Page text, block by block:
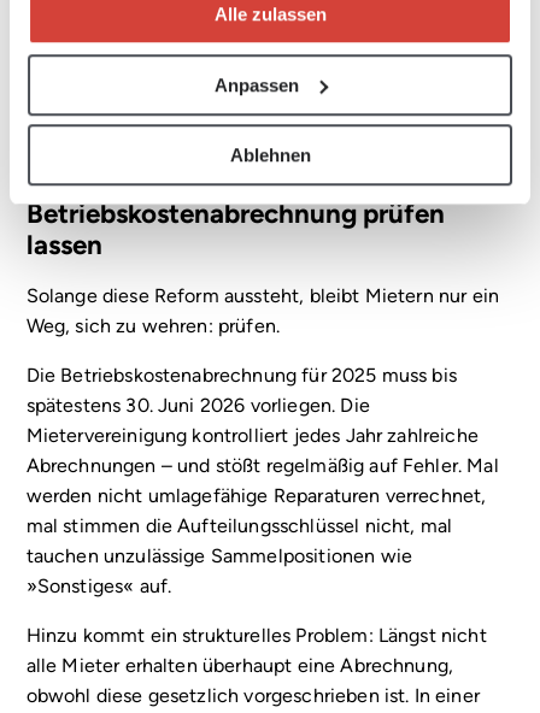
Alle zulassen
Anpassen
Ablehnen
österreichweit summiert sich das zu einer
beträchtlichen Entlastung – die bislang ausschließlich
am politischen Willen scheitert. Die Mietervereinigung
setzt sich seit geraumer Zeit für die »1-2-3-Reform«
der Betriebskosten ein.
Bis die Reform kommt:
Betriebskostenabrechnung prüfen
lassen
Solange diese Reform aussteht, bleibt Mietern nur ein
Weg, sich zu wehren: prüfen.
Die Betriebskostenabrechnung für 2025 muss bis
spätestens 30. Juni 2026 vorliegen. Die
Mietervereinigung kontrolliert jedes Jahr zahlreiche
Abrechnungen – und stößt regelmäßig auf Fehler. Mal
werden nicht umlagefähige Reparaturen verrechnet,
mal stimmen die Aufteilungsschlüssel nicht, mal
tauchen unzulässige Sammelpositionen wie
»Sonstiges« auf.
Hinzu kommt ein strukturelles Problem: Längst nicht
alle Mieter erhalten überhaupt eine Abrechnung,
obwohl diese gesetzlich vorgeschrieben ist. In einer